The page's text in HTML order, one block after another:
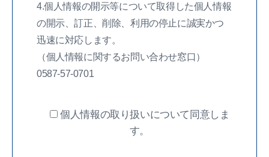
4.個人情報の開示等について取得した個人情報
の開示、訂正、削除、利用の停止に誠実かつ
迅速に対応します。
（個人情報に関するお問い合わせ窓口）
0587-57-0701
個人情報の取り扱いについて同意しま
す。